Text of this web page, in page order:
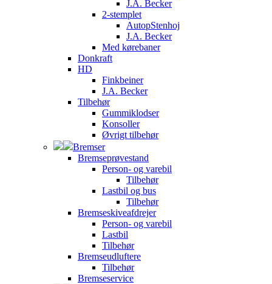
J.A. Becker
2-stemplet
AutopStenhoj
J.A. Becker
Med kørebaner
Donkraft
HD
Finkbeiner
J.A. Becker
Tilbehør
Gummiklodser
Konsoller
Øvrigt tilbehør
Bremser
Bremseprøvestand
Person- og varebil
Tilbehør
Lastbil og bus
Tilbehør
Bremseskiveafdrejer
Person- og varebil
Lastbil
Tilbehør
Bremseudluftere
Tilbehør
Bremseservice